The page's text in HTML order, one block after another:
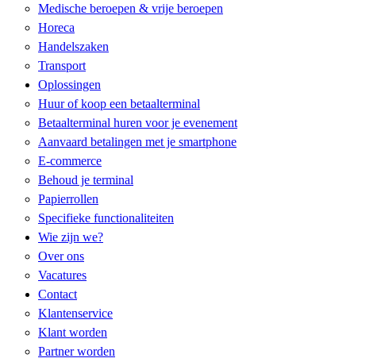
Medische beroepen & vrije beroepen
Horeca
Handelszaken
Transport
Oplossingen
Huur of koop een betaalterminal
Betaalterminal huren voor je evenement
Aanvaard betalingen met je smartphone
E-commerce
Behoud je terminal
Papierrollen
Specifieke functionaliteiten​
Wie zijn we?
Over ons
Vacatures
Contact
Klantenservice
Klant worden
Partner worden